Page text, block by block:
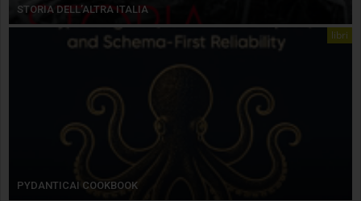
STORIA DELL’ALTRA ITALIA
libri
PYDANTICAI COOKBOOK